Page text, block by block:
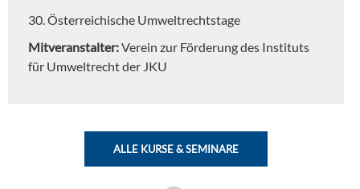
30. Österreichische Umweltrechtstage
Mitveranstalter:Verein zur Förderung des Instituts
für Umweltrecht der JKU
ALLE KURSE & SEMINARE